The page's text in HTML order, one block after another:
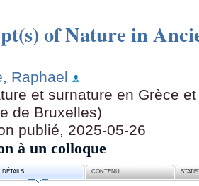
of Nature in
Raphael
et surnature en Grèce
de Bruxelles)
publié, 2025-05-26
à un colloque
DÉTAILS CONTENU